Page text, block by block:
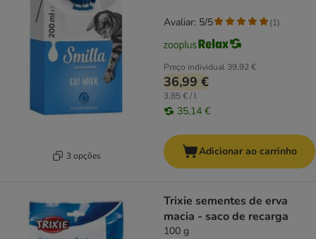
3 opções
Preço individual 39,92 €
36,99 €
3,85 € / l
35,14 €
Avaliar: 5/5 (1)
Adicionar ao carrinho
Trixie sementes de erva
macia - saco de recarga
100 g